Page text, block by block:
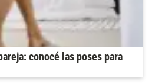
conocé las poses para